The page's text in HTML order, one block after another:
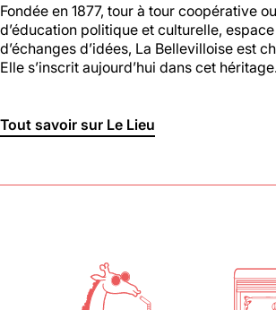
Lun, Mar : Fermé
Du Mercredi au Dimanche
Nous suivre
Fondée en 1877, tour à tour coopérative
d’éducation politique et culturelle,
d’échanges d’idées, La Bellevilloise est
Elle s’inscrit aujourd’hui dans cet héritage.
Tout savoir sur Le Lieu